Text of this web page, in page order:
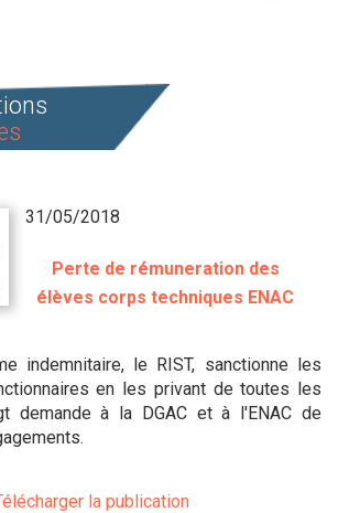
31/05/2018
Perte de rémuneration des
élèves corps techniques ENAC
indemnitaire, le RIST, sanctionne les
en les privant de toutes les
demande à la DGAC et à l'ENAC de
la publication